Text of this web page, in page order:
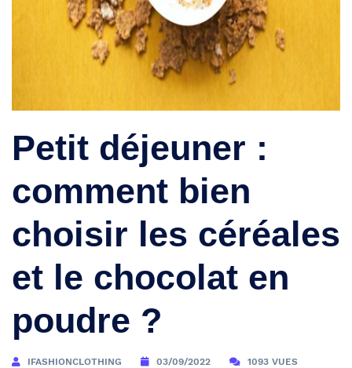
Petit déjeuner :
comment bien
choisir les céréales
et le chocolat en
poudre ?
IFASHIONCLOTHING 03/09/2022 1093 VUES